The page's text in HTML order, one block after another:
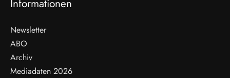
Informationen
Newsletter
ABO
Archiv
Mediadaten 2026